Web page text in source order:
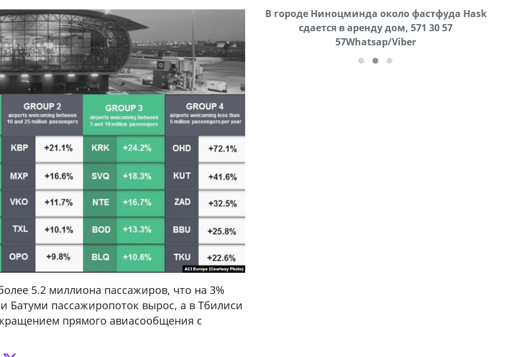
5.2 миллиона пассажиров, что на 3%
Батуми пассажиропоток вырос, а в Тбилиси
прямого авиасообщения с
в
В городе Ниноцминда около фастфуда Hask
cдается в аренду дом, 571 30 57
57Whatsap/Viber
Продается машина марки Prado,571 30 57
57Whatsap/Viber